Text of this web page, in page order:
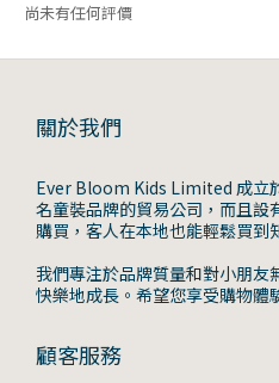
尚未有任何評價
關於我們
Ever Bloom Kids Limited 成立
名童裝品牌的貿易公司，而且設
購買，客人在本地也能輕鬆買到
我們專注於品牌質量和對小朋友
快樂地成長。希望您享受購物體
顧客服務